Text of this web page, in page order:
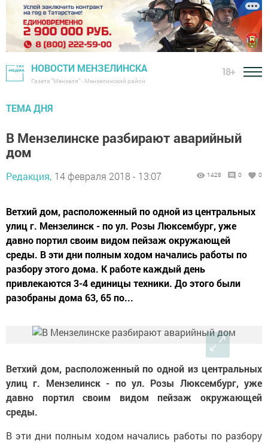
НОВОСТИ МЕНЗЕЛИНСКА
Газета "Мензеля" - Мензелинский район
18+
ТЕМА ДНЯ
В Мензелинске разбирают аварийный
дом
Редакция, 14 февраля 2018 - 13:07 1428 0 0
Ветхий дом, расположенный по одной из центральных
улиц г. Мензелинск - по ул. Розы Люксембург, уже
давно портил своим видом пейзаж окружающей
среды. В эти дни полным ходом начались работы по
разбору этого дома. К работе каждый день
привлекаются 3-4 единицы техники. До этого были
разобраны дома 63, 65 по...
Ветхий дом, расположенный по одной из центральных
улиц г. Мензелинск - по ул. Розы Люксембург, уже
давно портил своим видом пейзаж окружающей
среды.
В эти дни полным ходом начались работы по разбору